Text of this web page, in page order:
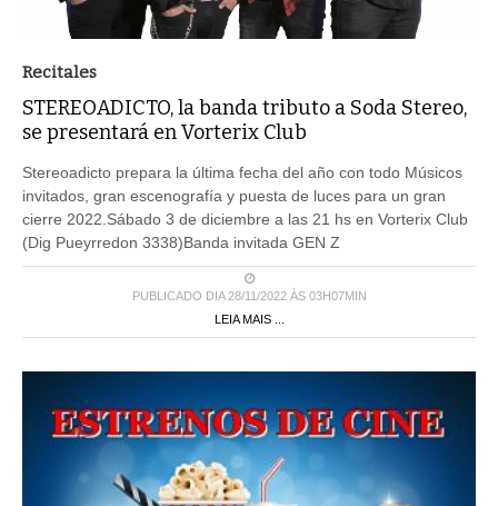
Recitales
STEREOADICTO, la banda tributo a Soda Stereo,
se presentará en Vorterix Club
Stereoadicto prepara la última fecha del año con todo Músicos
invitados, gran escenografía y puesta de luces para un gran
cierre 2022.Sábado 3 de diciembre a las 21 hs en Vorterix Club
(Dig Pueyrredon 3338)Banda invitada GEN Z
PUBLICADO DIA 28/11/2022 ÀS 03H07MIN
LEIA MAIS ...